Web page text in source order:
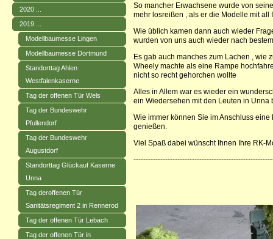
2020 ...
2019 ...
Modellbaumesse Lingen
Modellbaumesse Dortmund
Standorttag Ahlen
Westfalenkaserne
Tag der offenen Tür Wels
Tag der Bundeswehr
Pfullendorf
Tag der Bundeswehr
Augustdorf
Standorttag Glückauf Kaserne
Unna
Tag deroffenen Tür
Sanitätsregiment 2 in Rennerod
Tag der offenen Tür Lebach
Tag der offenen Tür in
So mancher Erwachsene wurde von
mehr losreißen , als er die Modelle mit all
Wie üblich kamen dann auch wieder
wurden von uns auch wieder nach
Es gab auch manches zum Lachen , wie
Wheely machte als eine Rampe
nicht so recht gehorchen wollte
Alles in Allem war es wieder ein
ein Wiedersehen mit den Leuten in Unna
Wie immer können Sie im Anschluss
genießen.
Viel Spaß dabei wünscht Ihnen Ihre RK-